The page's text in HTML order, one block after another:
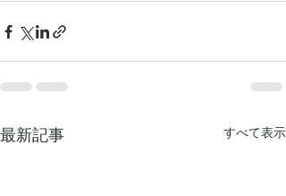
最新記事 すべて表示